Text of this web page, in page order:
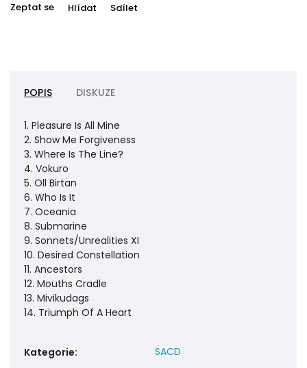
Zeptat se Hlídat Sdílet
POPIS DISKUZE
1. Pleasure Is All Mine
2. Show Me Forgiveness
3. Where Is The Line?
4. Vokuro
5. Oll Birtan
6. Who Is It
7. Oceania
8. Submarine
9. Sonnets/Unrealities XI
10. Desired Constellation
11. Ancestors
12. Mouths Cradle
13. Mivikudags
14. Triumph Of A Heart
Kategorie:
SACD